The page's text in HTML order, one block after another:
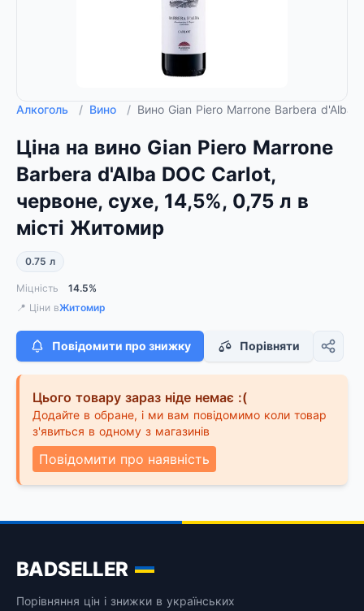
Алкоголь / Вино / Вино Gian Piero Marrone Barbera d'Alba
Ціна на вино Gian Piero Marrone
Barbera d'Alba DOC Carlot,
червоне, сухе, 14,5%, 0,75 л в
місті Житомир
0.75 л
Міцність
14.5%
📍 Ціни вЖитомир
Повідомити про знижку Порівняти
Цього товару зараз ніде немає :(
Додайте в обране, і ми вам повідомимо коли товар
з'явиться в одному з магазинів
Повідомити про наявність
BADSELLER
Порівняння цін і знижки в українських